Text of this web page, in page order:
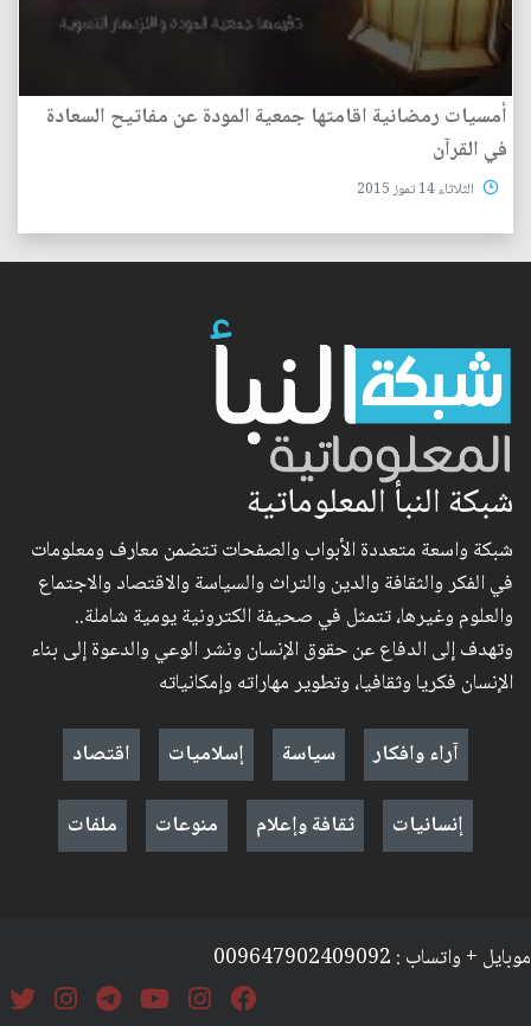
أمسيات رمضانية اقامتها جمعية المودة عن مفاتيح السعادة
في القرآن
الثلاثاء 14 تموز 2015
شبكة النبأ المعلوماتية
شبكة واسعة متعددة الأبواب والصفحات تتضمن معارف ومعلومات
في الفكر والثقافة والدين والتراث والسياسة والاقتصاد والاجتماع
والعلوم وغيرها، تتمثل في صحيفة الكترونية يومية شاملة..
وتهدف إلى الدفاع عن حقوق الإنسان ونشر الوعي والدعوة إلى بناء
الإنسان فكريا وثقافيا، وتطوير مهاراته وإمكانياته
آراء وافكار
سياسة إسلاميات
اقتصاد
إنسانيات
ثقافة وإعلام منوعات ملفات
موبايل + واتساب : 009647902409092